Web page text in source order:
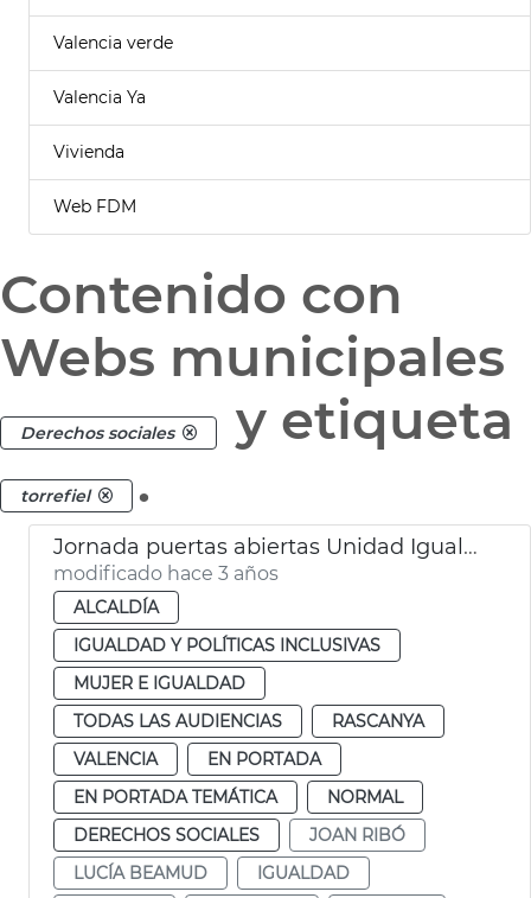
Valencia verde
Valencia Ya
Vivienda
Web FDM
Contenido con
Webs municipales
Derechos sociales y etiqueta
torrefiel .
Jornada puertas abiertas Unidad Igualdad Torrefiel-Orriols
modificado hace 3 años
ALCALDÍA
IGUALDAD Y POLÍTICAS INCLUSIVAS
MUJER E IGUALDAD
TODAS LAS AUDIENCIAS
RASCANYA
VALENCIA
EN PORTADA
EN PORTADA TEMÁTICA
NORMAL
DERECHOS SOCIALES
JOAN RIBÓ
LUCÍA BEAMUD
IGUALDAD